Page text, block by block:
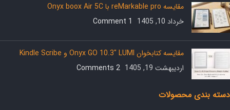
مقایسه reMarkable pro با Onyx boox Air 5C
خرداد 10, 1405
1 Comment
مقایسه کتابخوان Onyx GO 10.3″ LUMI و Kindle Scribe
اردیبهشت 19, 1405
2 Comments
دسته بندی محصولات